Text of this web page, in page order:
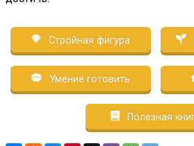
Стройная фигура
Умение готовить
Полезная